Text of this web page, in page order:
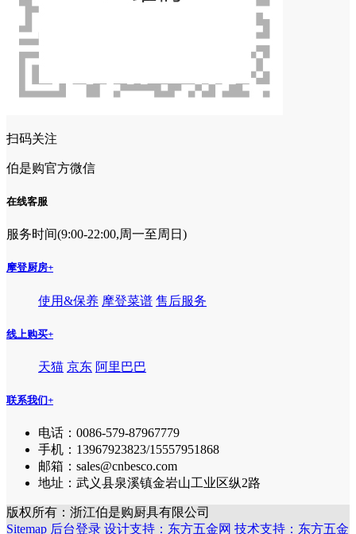
扫码关注
伯是购官方微信
在线客服
服务时间(9:00-22:00,周一至周日)
摩登厨房+
使用&保养 摩登菜谱 售后服务
线上购买+
天猫 京东 阿里巴巴
联系我们+
电话：0086-579-87967779
手机：13967923823/15557951868
邮箱：sales@cnbesco.com
地址：武义县泉溪镇金岩山工业区纵2路
版权所有：浙江伯是购厨具有限公司
Sitemap 后台登录 设计支持：东方五金网 技术支持：东方五金